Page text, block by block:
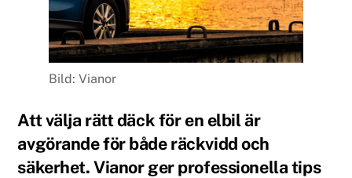
Bild: Vianor
Att välja rätt däck för en elbil är
avgörande för både räckvidd och
säkerhet. Vianor ger professionella tips